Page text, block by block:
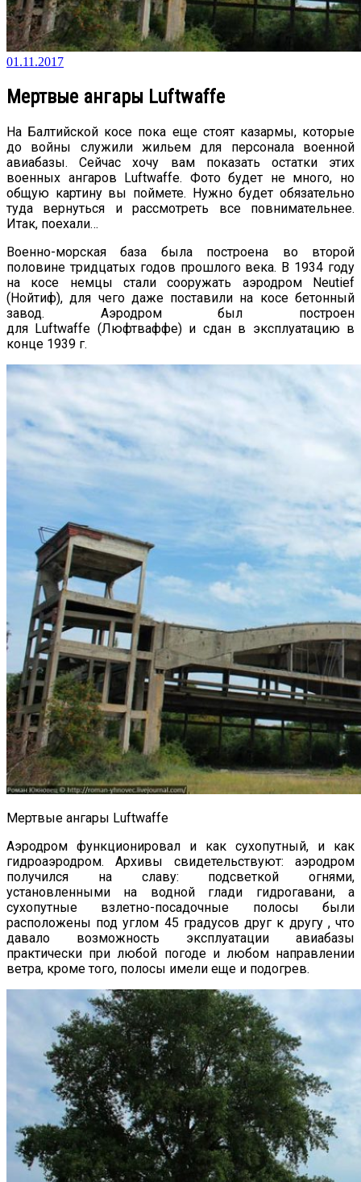
01.11.2017
Мертвые ангары Luftwaffe
На Балтийской косе пока еще стоят казармы, которые
до войны служили жильем для персонала военной
авиабазы. Сейчас хочу вам показать остатки этих
военных ангаров Luftwaffe. Фото будет не много, но
общую картину вы поймете. Нужно будет обязательно
туда вернуться и рассмотреть все повнимательнее.
Итак, поехали…
Военно-морская база была построена во второй
половине тридцатых годов прошлого века. В 1934 году
на косе немцы стали сооружать аэродром Neutief
(Нойтиф), для чего даже поставили на косе бетонный
завод. Аэродром был построен
для Luftwaffe (Люфтваффе) и сдан в эксплуатацию в
конце 1939 г.
Мертвые ангары Luftwaffe
Аэродром функционировал и как сухопутный, и как
гидроаэродром. Архивы свидетельствуют: аэродром
получился на славу: подсветкой огнями,
установленными на водной глади гидрогавани, а
сухопутные взлетно-посадочные полосы были
расположены под углом 45 градусов друг к другу , что
давало возможность эксплуатации авиабазы
практически при любой погоде и любом направлении
ветра, кроме того, полосы имели еще и подогрев.